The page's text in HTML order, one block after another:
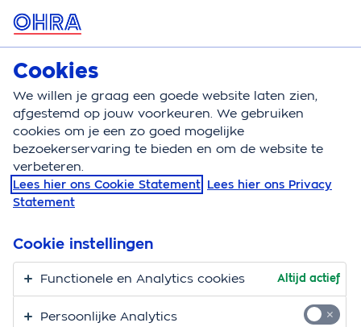
MENU
Zzp verzekeringen
Polisvoorwaarden zzp-
verzekeringen
De OHRA-Zzp verzekering is gestopt. Je kunt hier de
polisvoorwaarden van de zzp-verzekering die je bij
polisvoorwaarden er voor jouw zzp-verzekering van
toepassing waren? Neem dan contact met ons op.
Gebruik in de polisvoorwaarden de zoekfunctie
Cookies
We willen je graag een goede website laten zien,
afgestemd op jouw voorkeuren. We gebruiken
cookies om je een zo goed mogelijke
bezoekerservaring te bieden en om de website te
verbeteren.
Lees hier ons Cookie Statement Lees hier ons Privacy
Statement
Cookie instellingen
Functionele en Analytics cookies Altijd actief
Persoonlijke Analytics